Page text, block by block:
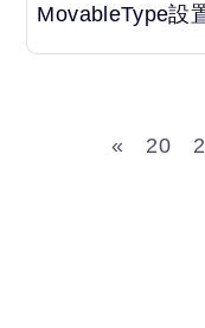
MovableType設
« 20